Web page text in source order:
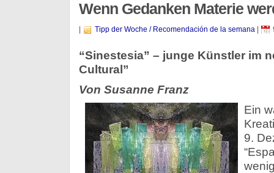
Wenn Gedanken Materie
Tipp der Woche / Recomendación de la semana|
“Sinestesia” – junge Künstler im
Cultural”
Von Susanne Franz
Ein
9.